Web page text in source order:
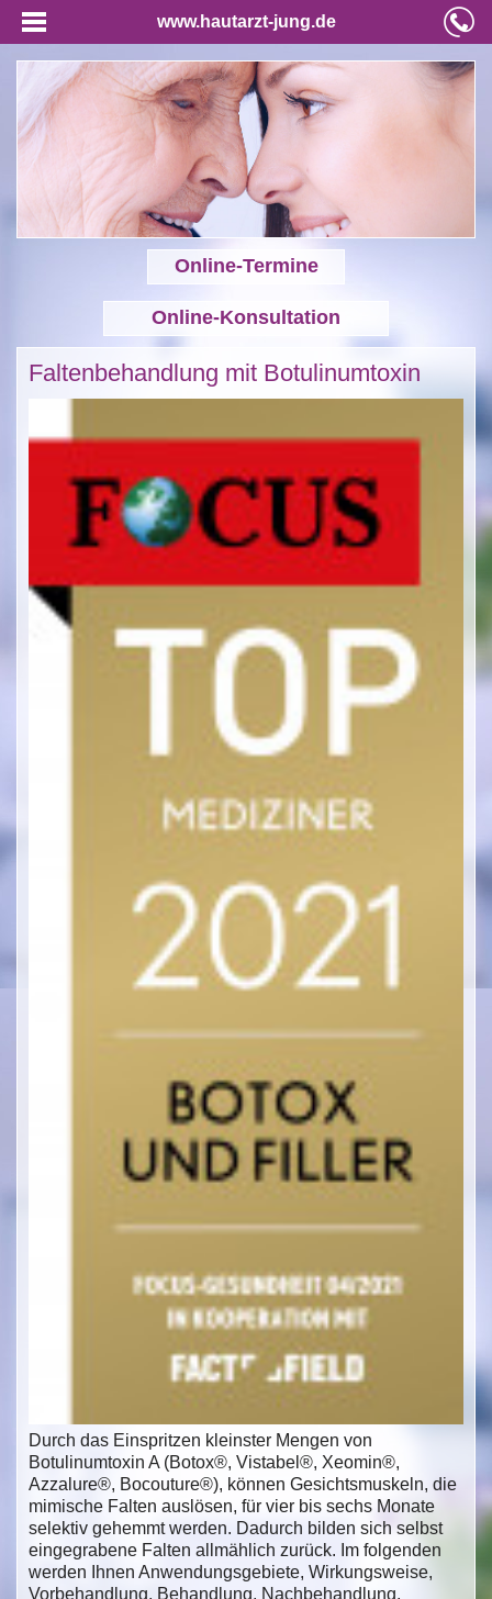
www.hautarzt-jung.de
Online-Termine
Online-Konsultation
Faltenbehandlung mit Botulinumtoxin
Durch das Einspritzen kleinster Mengen von
Botulinumtoxin A (Botox®, Vistabel®, Xeomin®,
Azzalure®, Bocouture®), können Gesichtsmuskeln, die
mimische Falten auslösen, für vier bis sechs Monate
selektiv gehemmt werden. Dadurch bilden sich selbst
eingegrabene Falten allmählich zurück. Im folgenden
werden Ihnen Anwendungsgebiete, Wirkungsweise,
Vorbehandlung, Behandlung, Nachbehandlung,